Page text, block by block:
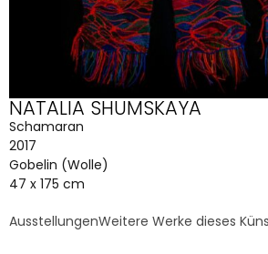
NATALIA SHUMSKAYA
Schamaran
2017
Gobelin (Wolle)
47 x 175 cm
AusstellungenWeitere Werke dieses